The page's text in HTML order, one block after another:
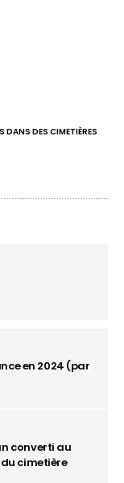
DANS DES CIMETIÈRES
en 2024 (par
converti au
cimetière